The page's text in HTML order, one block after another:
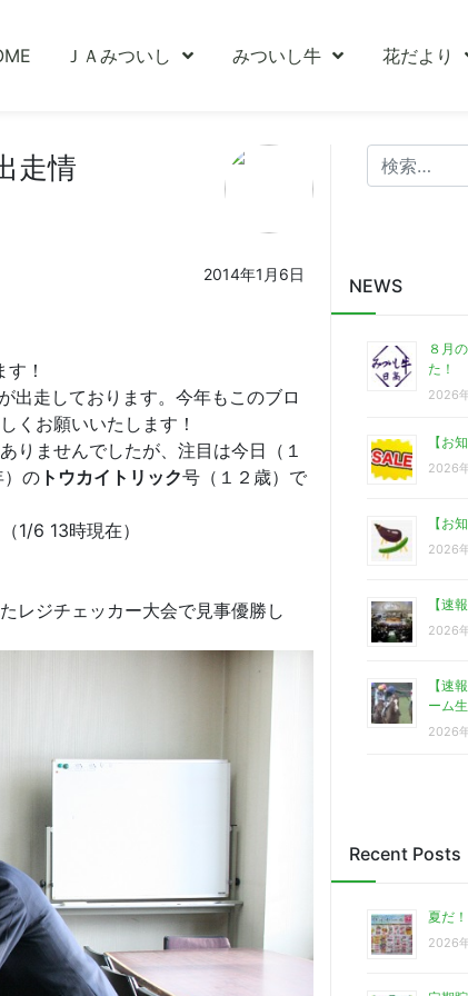
ＪＡみついし みついし牛 花だより
走情
2014年1月6日
！
出走しております。今年もこのブロ
くお願いいたします！
りませんでしたが、注目は今日（１
）の トウカイトリック号（１２歳）で
（1/6 13時現在）
レジチェッカー大会で見事優勝し
検
索:
NEWS
８月
た！
2026
【お
2026
【お
2026
【速
2026
【速
ーム
2026
Recent Posts
夏だ
2026